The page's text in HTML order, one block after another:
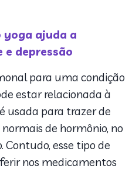
yoga ajuda a
depressão
para uma condição
estar relacionada à
usada para trazer de
de hormônio, no
Contudo, esse tipo de
nos medicamentos